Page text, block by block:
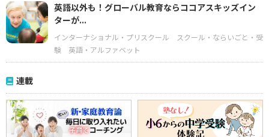
英語以外も！グローバル教育ならココアスキッズイン
ターが...
インターナショナル・プリスクール
スクール・ならいごと・受
験
英語・アルファベット
連載